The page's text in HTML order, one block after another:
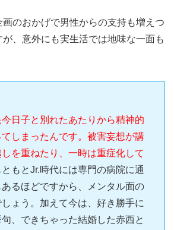
のおかげで男性からの支持も増えつ
、意外にも実生活では地味な一面も
日子と別れたあたりから精神的
しまったんです。被害妄想が講
を重ねたり、一時は重症化して
ともとJr.時代には専門の病院に通
るほどですから、メンタル面の
ょう。加えて今は、好き勝手に
、できちゃった結婚した赤西と